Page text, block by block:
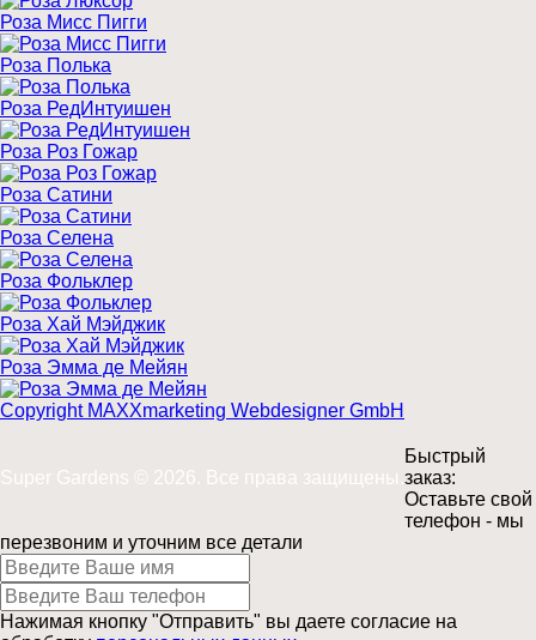
Роза Мисс Пигги
Роза Полька
Роза РедИнтуишен
Роза Роз Гожар
Роза Сатини
Роза Селена
Роза Фольклер
Роза Хай Мэйджик
Роза Эмма де Мейян
Copyright MAXXmarketing Webdesigner GmbH
Super Gardens © 2026. Все права защищены.
Быстрый
заказ:
Оставьте свой
телефон - мы
перезвоним и уточним все детали
Нажимая кнопку "Отправить" вы даете согласие на